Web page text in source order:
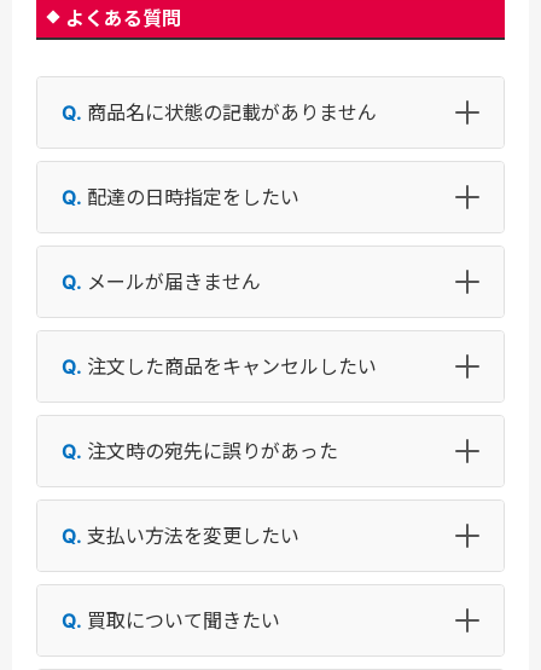
よくある質問
商品名に状態の記載がありません
配達の日時指定をしたい
メールが届きません
注文した商品をキャンセルしたい
注文時の宛先に誤りがあった
支払い方法を変更したい
買取について聞きたい